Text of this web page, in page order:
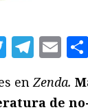
Twitter
en Zenda.
de